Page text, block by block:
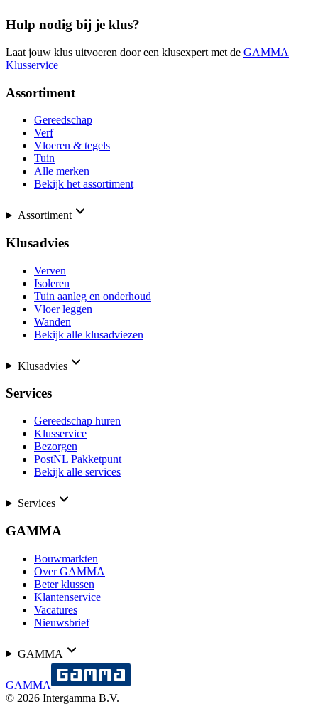
Hulp nodig bij je klus?
Laat jouw klus uitvoeren door een klusexpert met de GAMMA
Klusservice
Assortiment
Gereedschap
Verf
Vloeren & tegels
Tuin
Alle merken
Bekijk het assortiment
Assortiment
Klusadvies
Verven
Isoleren
Tuin aanleg en onderhoud
Vloer leggen
Wanden
Bekijk alle klusadviezen
Klusadvies
Services
Gereedschap huren
Klusservice
Bezorgen
PostNL Pakketpunt
Bekijk alle services
Services
GAMMA
Bouwmarkten
Over GAMMA
Beter klussen
Klantenservice
Vacatures
Nieuwsbrief
GAMMA
GAMMA
© 2026 Intergamma B.V.